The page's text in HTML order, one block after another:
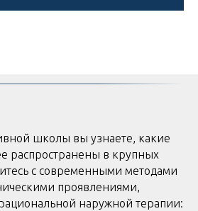
школы вы узнаете, какие
распространены в крупных
с современными методами
проявлениями,
наружной терапии: